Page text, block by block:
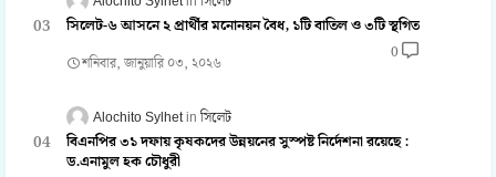
সিলেট-৬ আসনে ২ প্রার্থীর মনোনয়ন বৈধ, ১টি বাতিল ও ৩টি স্থগিত
শনিবার, জানুয়ারি ০৩, ২০২৬
0
Alochito Sylhet সিলেট
বিএনপির ৩১ দফায় কৃষকদের উন্নয়নের সুস্পষ্ট নির্দেশনা রয়েছে :
ড.এনামুল হক চৌধুরী